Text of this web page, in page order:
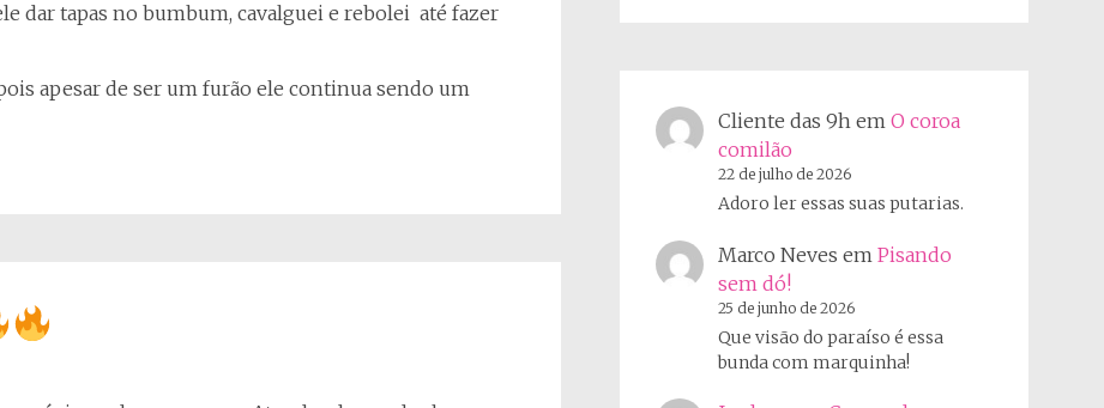
dar tapas no bumbum, cavalguei e rebolei até fazer
apesar de ser um furão ele continua sendo um
Cliente das 9hem O coroa
comilão
22 de julho de 2026
Adoro ler essas suas putarias.
Marco Neves em Pisando
sem dó!
25 de junho de 2026
Que visão do paraíso é essa
bunda com marquinha!